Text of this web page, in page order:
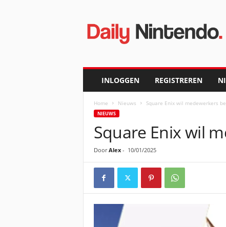
INLOGGEN REGISTREREN
Home Nieuws Square Enix wil medewerkers
NIEUWS
Square Enix wil
Door Alex- 10/01/2025